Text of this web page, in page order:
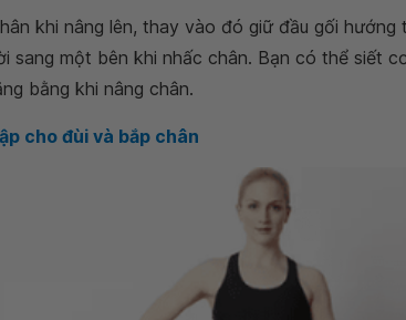
khi nâng lên, thay vào đó giữ đầu gối hướng
sang một bên khi nhấc chân. Bạn có thể siết
bằng khi nâng chân.
cho đùi và bắp chân